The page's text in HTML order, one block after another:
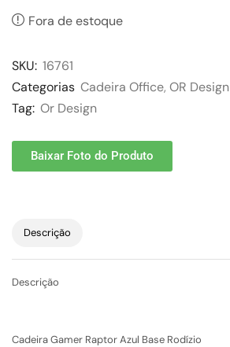
Fora de estoque
SKU: 16761
Categorias Cadeira Office, OR Design
Tag: Or Design
Baixar Foto do Produto
Descrição
Descrição
Cadeira Gamer Raptor Azul Base Rodízio